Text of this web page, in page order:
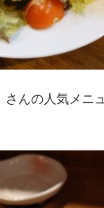
さんの人気メニ